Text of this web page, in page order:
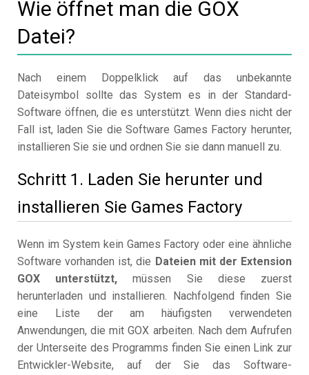
Wie öffnet man die GOX
Datei?
Nach einem Doppelklick auf das unbekannte
Dateisymbol sollte das System es in der Standard-
Software öffnen, die es unterstützt. Wenn dies nicht der
Fall ist, laden Sie die Software Games Factory herunter,
installieren Sie sie und ordnen Sie sie dann manuell zu.
Schritt 1. Laden Sie herunter und
installieren Sie Games Factory
Wenn im System kein Games Factory oder eine ähnliche
Software vorhanden ist, die Dateien mit der Extension
GOX unterstützt, müssen Sie diese zuerst
herunterladen und installieren. Nachfolgend finden Sie
eine Liste der am häufigsten verwendeten
Anwendungen, die mit GOX arbeiten. Nach dem Aufrufen
der Unterseite des Programms finden Sie einen Link zur
Entwickler-Website, auf der Sie das Software-